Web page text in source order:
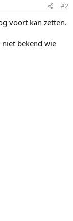
#2
voort kan zetten.
bekend wie